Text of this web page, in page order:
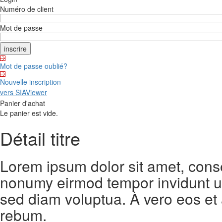
Numéro de client
Mot de passe
Mot de passe oublié?
Nouvelle inscription
vers SIAViewer
Panier d'achat
Le panier est vide.
Détail titre
Lorem ipsum dolor sit amet,
nonumy eirmod tempor invidunt
sed diam voluptua. À vero eos
rebum.